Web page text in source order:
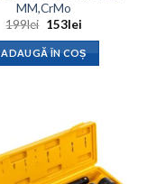
MM,CrMo
199lei Prețul
a
fost:
199lei.
153leiPrețul
este:
153lei.
ADAUGĂ ÎN COȘ